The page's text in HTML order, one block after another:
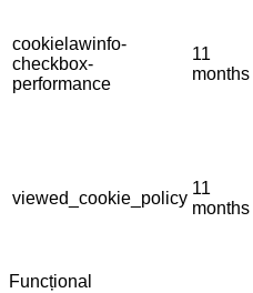
cookielawinfo-
checkbox-
performance
11
months
viewed_cookie_policy
11
months
Funcțional